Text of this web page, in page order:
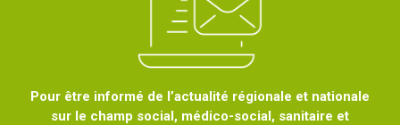
Pour être informé de l’actualité régionale et nationale
sur le champ social, médico-social, sanitaire et